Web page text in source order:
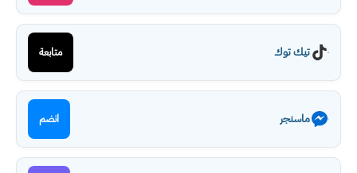
تيك توك متابعة
ماسنجر انضم